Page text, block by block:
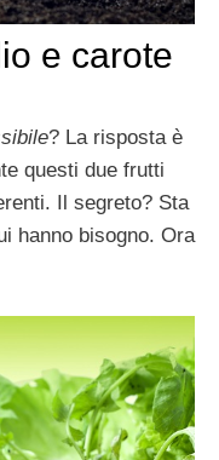
e carote
? La risposta è
questi due frutti
Il segreto? Sta
hanno bisogno. Ora